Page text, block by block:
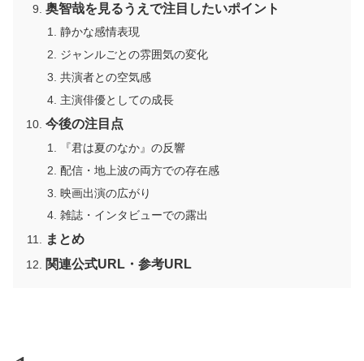
奥智哉を見るうえで注目したいポイント
静かな感情表現
ジャンルごとの雰囲気の変化
共演者との空気感
主演俳優としての成長
今後の注目点
『君は夏のなか』の反響
配信・地上波の両方での存在感
映画出演の広がり
雑誌・インタビューでの露出
まとめ
関連公式URL・参考URL